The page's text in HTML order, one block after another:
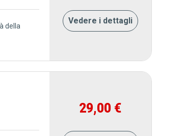
della
Vedere i dettagli
29,00 €